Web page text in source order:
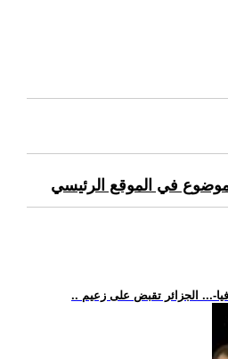
في الموقع الرئيسي
... الجزائر تقبض على زعيم